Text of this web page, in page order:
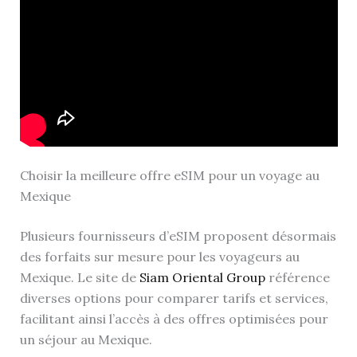
Choisir la meilleure offre eSIM pour un voyage au
Mexique
Plusieurs fournisseurs d’eSIM proposent désormais
des forfaits sur mesure pour les voyageurs au
Mexique. Le site de Siam Oriental Groupréférence
diverses options pour comparer tarifs et services,
facilitant ainsi l’accès à des offres optimisées pour
un séjour au Mexique.